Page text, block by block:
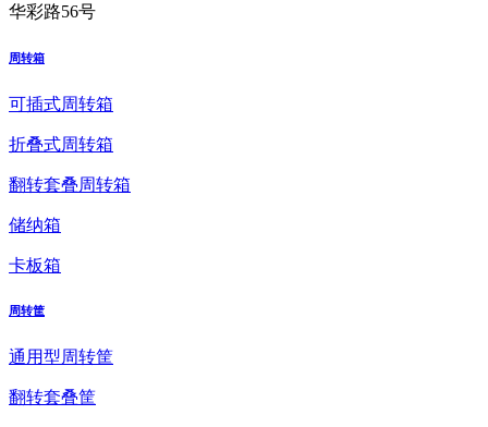
华彩路56号
周转箱
可插式周转箱
折叠式周转箱
翻转套叠周转箱
储纳箱
卡板箱
周转筐
通用型周转筐
翻转套叠筐